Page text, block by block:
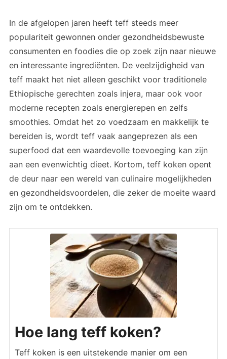
In de afgelopen jaren heeft teff steeds meer
populariteit gewonnen onder gezondheidsbewuste
consumenten en foodies die op zoek zijn naar nieuwe
en interessante ingrediënten. De veelzijdigheid van
teff maakt het niet alleen geschikt voor traditionele
Ethiopische gerechten zoals injera, maar ook voor
moderne recepten zoals energierepen en zelfs
smoothies. Omdat het zo voedzaam en makkelijk te
bereiden is, wordt teff vaak aangeprezen als een
superfood dat een waardevolle toevoeging kan zijn
aan een evenwichtig dieet. Kortom, teff koken opent
de deur naar een wereld van culinaire mogelijkheden
en gezondheidsvoordelen, die zeker de moeite waard
zijn om te ontdekken.
Hoe lang teff koken?
Teff koken is een uitstekende manier om een